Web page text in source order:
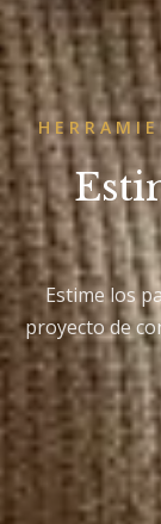
Estime los
proyecto de